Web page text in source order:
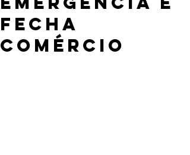
fecha
comércio